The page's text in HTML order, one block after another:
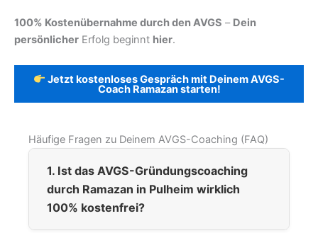
100% Kostenübernahme durch den AVGS – Dein
persönlicher Erfolg beginnt hier.
Jetzt kostenloses Gespräch mit Deinem AVGS-
Coach Ramazan starten!
Häufige Fragen zu Deinem AVGS-Coaching (FAQ)
1. Ist das AVGS-Gründungscoaching
durch Ramazan in Pulheim wirklich
100% kostenfrei?